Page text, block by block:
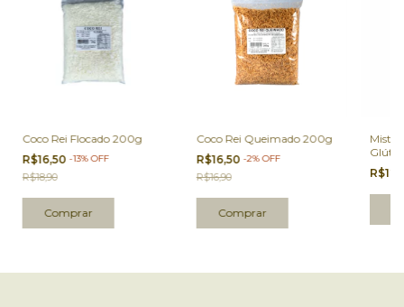
Coco Rei Flocado 200g
R$16,50 -13%OFF
R$18,90
Coco Rei Queimado 200g
R$16,50 -2%OFF
R$16,90